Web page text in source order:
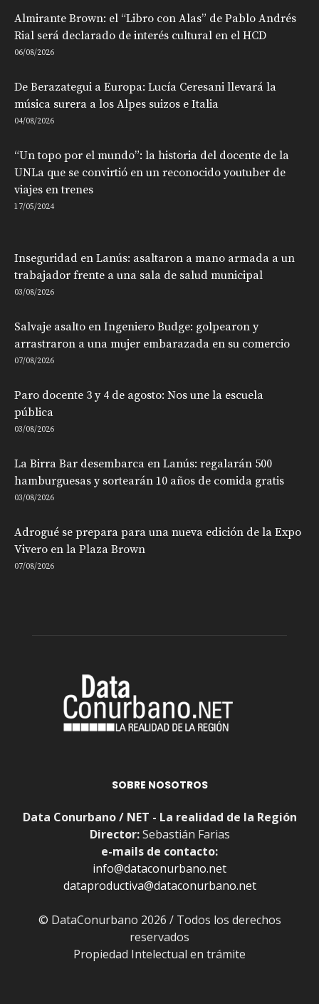
Almirante Brown: el “Libro con Alas” de Pablo Andrés
Rial será declarado de interés cultural en el HCD
06/08/2026
De Berazategui a Europa: Lucía Ceresani llevará la
música surera a los Alpes suizos e Italia
04/08/2026
“Un topo por el mundo”: la historia del docente de la
UNLa que se convirtió en un reconocido youtuber de
viajes en trenes
17/05/2024
Inseguridad en Lanús: asaltaron a mano armada a un
trabajador frente a una sala de salud municipal
03/08/2026
Salvaje asalto en Ingeniero Budge: golpearon y
arrastraron a una mujer embarazada en su comercio
07/08/2026
Paro docente 3 y 4 de agosto: Nos une la escuela
pública
03/08/2026
La Birra Bar desembarca en Lanús: regalarán 500
hamburguesas y sortearán 10 años de comida gratis
03/08/2026
Adrogué se prepara para una nueva edición de la Expo
Vivero en la Plaza Brown
07/08/2026
SOBRE NOSOTROS
Data Conurbano / NET - La realidad de la Región
Director:Sebastián Farias
e-mails de contacto:
info@dataconurbano.net
dataproductiva@dataconurbano.net
© DataConurbano 2026 / Todos los derechos
reservados
Propiedad Intelectual en trámite